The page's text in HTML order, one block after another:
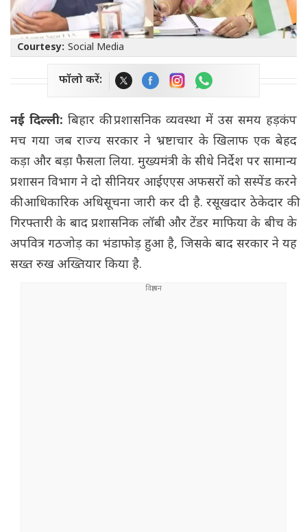
Courtesy: Social Media
फॉलो करें:
नई दिल्ली: बिहार की प्रशासनिक व्यवस्था में उस समय हड़कंप
मच गया जब राज्य सरकार ने भ्रष्टाचार के खिलाफ एक बेहद
कड़ा और बड़ा फैसला लिया. मुख्यमंत्री के सीधे निर्देश पर सामान्य
प्रशासन विभाग ने दो सीनियर आईएएस अफसरों को सस्पेंड करने
की आधिकारिक अधिसूचना जारी कर दी है. रसूखदार ठेकेदार की
गिरफ्तारी के बाद प्रशासनिक लॉबी और टेंडर माफिया के बीच के
अपवित्र गठजोड़ का भंडाफोड़ हुआ है, जिसके बाद सरकार ने यह
सख्त रुख अख्तियार किया है.